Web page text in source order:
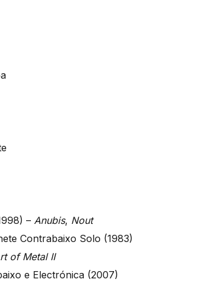
– Anubis, Nout
Contrabaixo Solo (1983)
of Metal II
e Electrónica (2007)